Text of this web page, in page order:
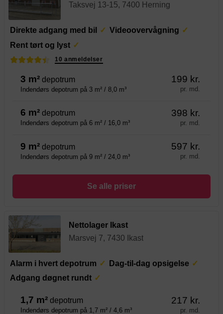
Taksvej 13-15, 7400 Herning
Direkte adgang med bil
Videoovervågning
Rent tørt og lyst
10 anmeldelser
3 m² depotrum
Indendørs depotrum på 3 m² / 8,0 m³
199 kr.
pr. md.
6 m² depotrum
Indendørs depotrum på 6 m² / 16,0 m³
398 kr.
pr. md.
9 m² depotrum
Indendørs depotrum på 9 m² / 24,0 m³
597 kr.
pr. md.
Se alle priser
Nettolager Ikast
Marsvej 7, 7430 Ikast
Alarm i hvert depotrum
Dag-til-dag opsigelse
Adgang døgnet rundt
1,7 m² depotrum
Indendørs depotrum på 1,7 m² / 4,6 m³
217 kr.
pr. md.